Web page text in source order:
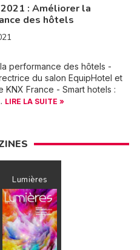
2021 : Améliorer la
des hôtels
performance des hôtels -
du salon EquipHotel et
KNX France - Smart hotels :
LIRE LA SUITE »
Lumières